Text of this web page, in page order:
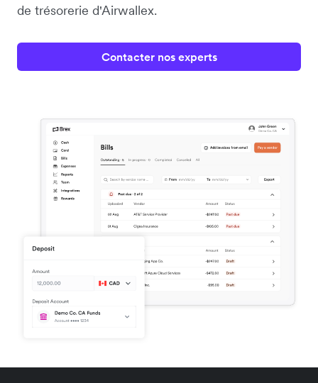
de trésorerie d'Airwallex.
Contacter nos experts